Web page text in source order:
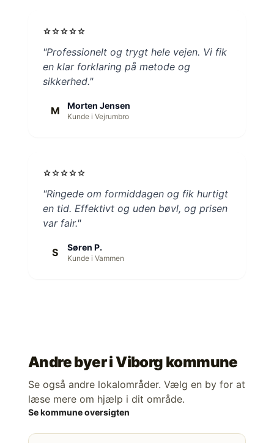
starstarstarstarstar
"Professionelt og trygt hele vejen. Vi fik
en klar forklaring på metode og
sikkerhed."
M Morten Jensen
Kunde i Vejrumbro
starstarstarstarstar
"Ringede om formiddagen og fik hurtigt
en tid. Effektivt og uden bøvl, og prisen
var fair."
S Søren P.
Kunde i Vammen
Andre byer iViborg kommune
Se også andre lokalområder. Vælg en by for at
læse mere om hjælp i dit område.
Se kommune oversigten